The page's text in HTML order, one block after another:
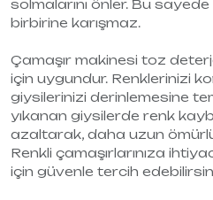
solmalarını önler. Bu
birbirine karışmaz.
Çamaşır makinesi toz
için uygundur. Renklerinizi
giysilerinizi derinlemesine
yıkanan giysilerde renk
azaltarak, daha uzun
Renkli çamaşırlarınıza
için güvenle tercih